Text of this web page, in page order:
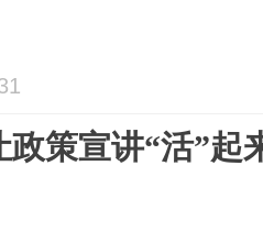
策宣讲“活”起